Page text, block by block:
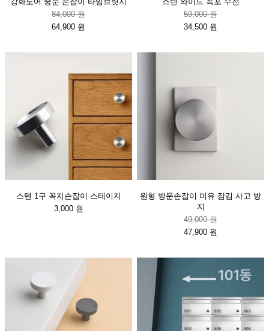
84,000 원
64,900 원
59,000 원
34,500 원
스텐 1구 꼭지손잡이 스테이지
3,000 원
원형 방문손잡이 미유 잠김 사고 방
지
49,000 원
47,900 원